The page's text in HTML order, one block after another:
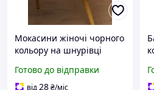
Мокасини жіночі чорного
кольору на шнурівці
Готово до відправки
від28₴/міс